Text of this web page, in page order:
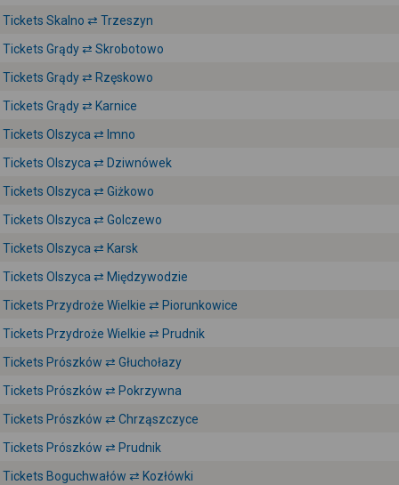
Tickets Skalno ⇄ Trzeszyn
Tickets Grądy ⇄ Skrobotowo
Tickets Grądy ⇄ Rzęskowo
Tickets Grądy ⇄ Karnice
Tickets Olszyca ⇄ Imno
Tickets Olszyca ⇄ Dziwnówek
Tickets Olszyca ⇄ Giżkowo
Tickets Olszyca ⇄ Golczewo
Tickets Olszyca ⇄ Karsk
Tickets Olszyca ⇄ Międzywodzie
Tickets Przydroże Wielkie ⇄ Piorunkowice
Tickets Przydroże Wielkie ⇄ Prudnik
Tickets Prószków ⇄ Głuchołazy
Tickets Prószków ⇄ Pokrzywna
Tickets Prószków ⇄ Chrząszczyce
Tickets Prószków ⇄ Prudnik
Tickets Boguchwałów ⇄ Kozłówki